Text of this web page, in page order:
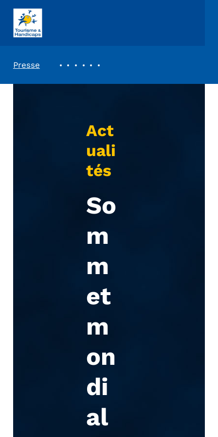
ASSOCIATION TOURISME ET HANDICAPS
Presse
Act
uali
tés
So
m
m
et
m
on
di
al